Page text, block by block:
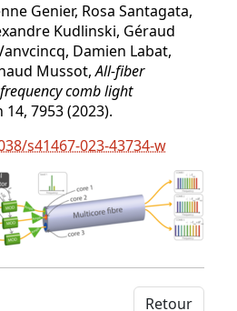
Genier, Rosa Santagata,
Kudlinski, Géraud
Damien Labat,
Mussot,All-fiber
comb light
7953 (2023).
s41467-023-43734-w
Retour